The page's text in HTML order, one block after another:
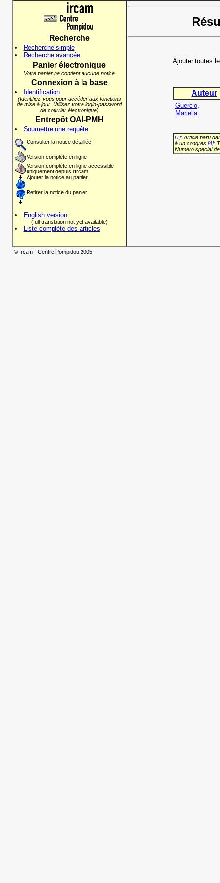
Recherche
Recherche simple
Recherche avancée
Panier électronique
Votre panier ne contient aucune notice
Connexion à la base
Identification
(Identifiez-vous pour accéder aux fonctions
de mise à jour. Utilisez votre login-password
de courrier électronique)
Entrepôt OAI-PMH
Soumettre une requête
Consulter la notice détaillée
Version complète en ligne
Version complète en ligne accessible
uniquement depuis l'Ircam
Ajouter la notice au panier
Retirer la notice du panier
English version
(full translation not yet available)
Liste complète des articles
Ajouter toutes
Auteur
Guercio,
Mariella
[1]: Article paru
à un congrès [4]:
Numéro spécial
© Ircam - Centre Pompidou 2005.